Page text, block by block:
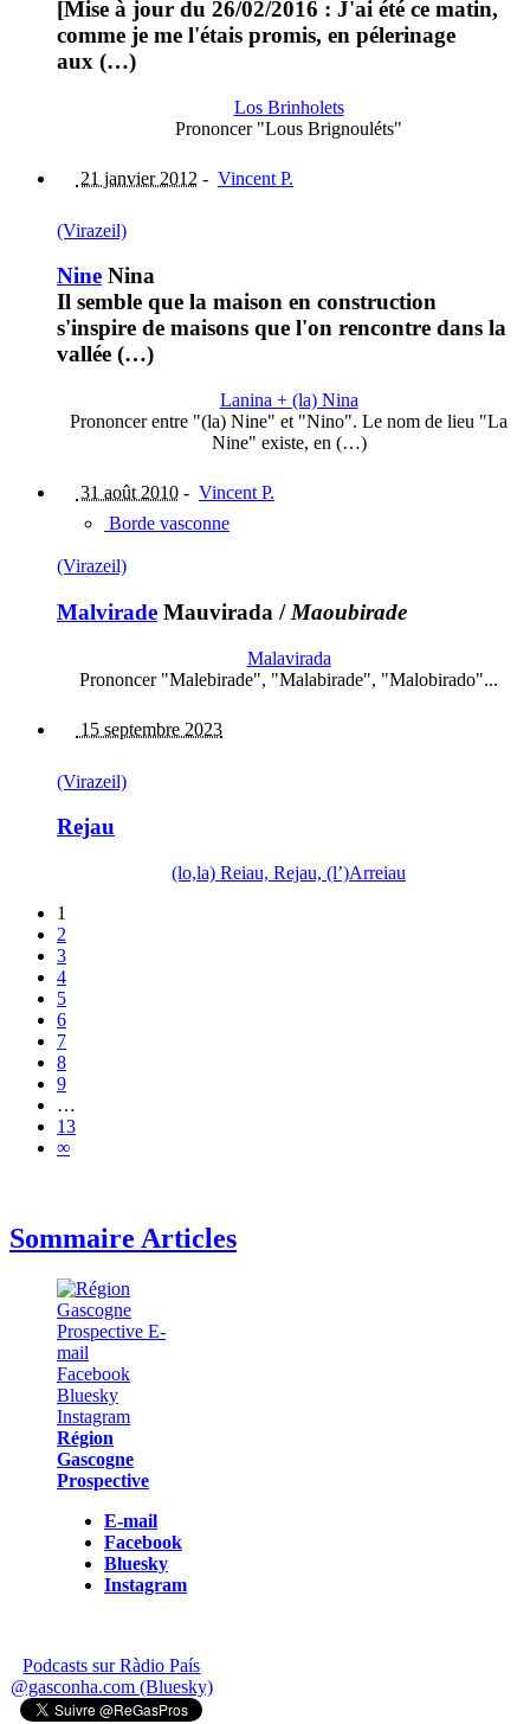
[Mise à jour du 26/02/2016 : J'ai été ce matin,
comme je me l'étais promis, en pélerinage
aux (…)
Los Brinholets
Prononcer "Lous Brignouléts"
21 janvier 2012 - Vincent P.
(Virazeil)
Nine Nina
Il semble que la maison en construction
s'inspire de maisons que l'on rencontre dans la
vallée (…)
Lanina + (la) Nina
Prononcer entre "(la) Nine" et "Nino". Le nom de lieu "La
Nine" existe, en (…)
31 août 2010 - Vincent P.
Borde vasconne
(Virazeil)
Malvirade Mauvirada / Maoubirade
Malavirada
Prononcer "Malebirade", "Malabirade", "Malobirado"...
15 septembre 2023
(Virazeil)
Rejau
(lo,la) Reiau, Rejau, (l’)Arreiau
1
2
3
4
5
6
7
8
9
…
13
∞
Sommaire Articles
Région
Gascogne
Prospective
E-mail
Facebook
Bluesky
Instagram
Podcasts sur Ràdio País
@gasconha.com (Bluesky)